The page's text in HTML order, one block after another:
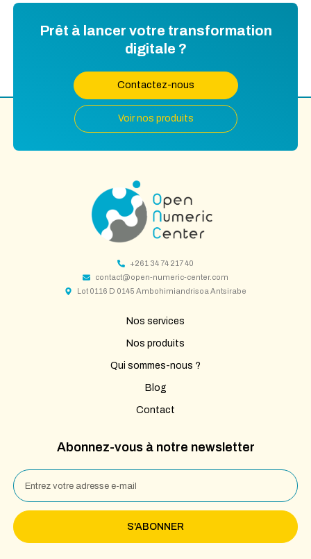
Prêt à lancer votre transformation
digitale ?
Contactez-nous
Voir nos produits
+261 34 74 217 40
contact@open-numeric-center.com
Lot 0116 D 0145 Ambohimiandrisoa Antsirabe
Nos services
Nos produits
Qui sommes-nous ?
Blog
Contact
Abonnez-vous à notre newsletter
S'ABONNER